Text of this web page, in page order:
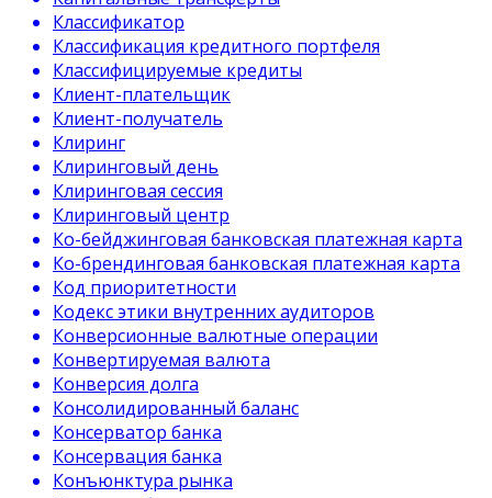
Классификатор
Классификация кредитного портфеля
Классифицируемые кредиты
Клиент-плательщик
Клиент-получатель
Клиринг
Клиринговый день
Клиринговая сессия
Клиринговый центр
Ко-бейджинговая банковская платежная карта
Ко-брендинговая банковская платежная карта
Код приоритетности
Кодекс этики внутренних аудиторов
Конверсионные валютные операции
Конвертируемая валюта
Конверсия долга
Консолидированный баланс
Консерватор банка
Консервация банка
Конъюнктура рынка